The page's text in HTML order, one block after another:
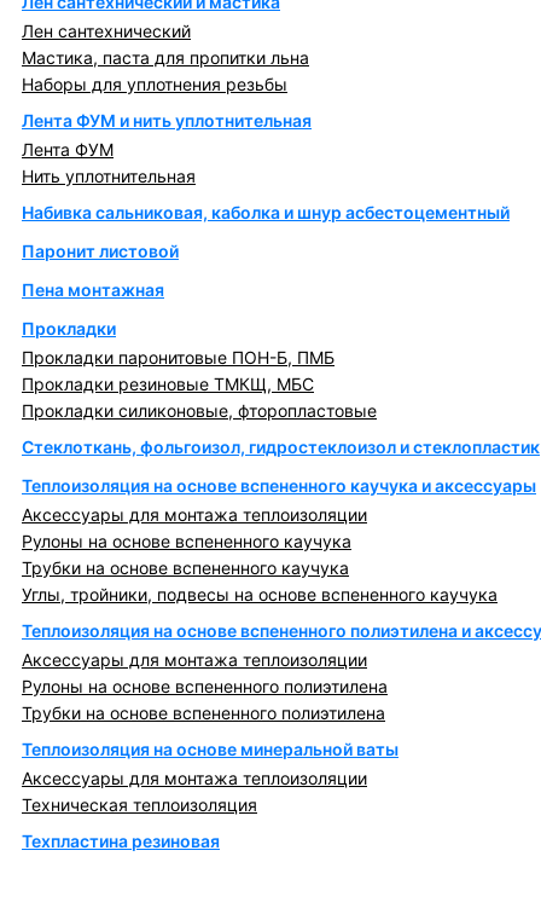
Лен сантехнический
Мастика, паста для пропитки льна
Наборы для уплотнения резьбы
Лента ФУМ и нить уплотнительная
Лента ФУМ
Нить уплотнительная
Набивка сальниковая, каболка и шнур асбестоцементный
Паронит листовой
Пена монтажная
Прокладки
Прокладки паронитовые ПОН-Б, ПМБ
Прокладки резиновые ТМКЩ, МБС
Прокладки силиконовые, фторопластовые
Стеклоткань, фольгоизол, гидростеклоизол и стеклопластик
Теплоизоляция на основе вспененного каучука и аксессуары
Аксессуары для монтажа теплоизоляции
Рулоны на основе вспененного каучука
Трубки на основе вспененного каучука
Углы, тройники, подвесы на основе вспененного каучука
Теплоизоляция на основе вспененного полиэтилена и
Аксессуары для монтажа теплоизоляции
Рулоны на основе вспененного полиэтилена
Трубки на основе вспененного полиэтилена
Теплоизоляция на основе минеральной ваты
Аксессуары для монтажа теплоизоляции
Техническая теплоизоляция
Техпластина резиновая